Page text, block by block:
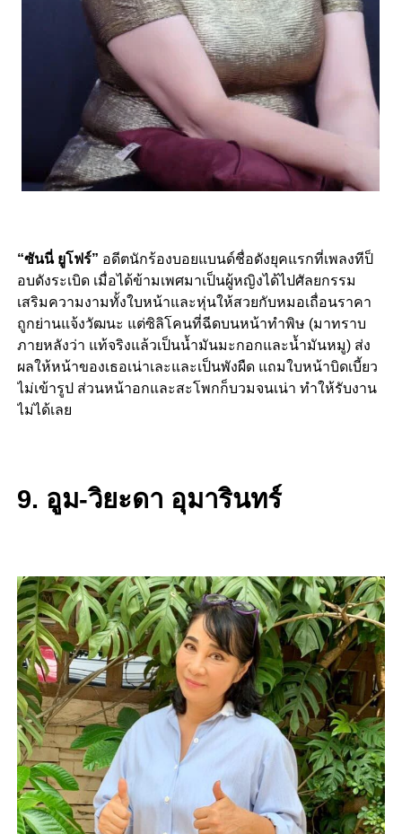
“ซันนี่ ยูโฟร์” อดีตนักร้องบอยแบนด์ชื่อดังยุคแรกที่เพลงทีป็
อบดังระเบิด เมื่อได้ข้ามเพศมาเป็นผู้หญิงได้ไปศัลยกรรม
เสริมความงามทั้งใบหน้าและหุ่นให้สวยกับหมอเถื่อนราคา
ถูกย่านแจ้งวัฒนะ แต่ซิลิโคนที่ฉีดบนหน้าทำพิษ (มาทราบ
ภายหลังว่า แท้จริงแล้วเป็นน้ำมันมะกอกและน้ำมันหมู) ส่ง
ผลให้หน้าของเธอเน่าเละและเป็นพังผืด แถมใบหน้าบิดเบี้ยว
ไม่เข้ารูป ส่วนหน้าอกและสะโพกก็บวมจนเน่า ทำให้รับงาน
ไม่ได้เลย
9. อูม-วิยะดา อุมารินทร์